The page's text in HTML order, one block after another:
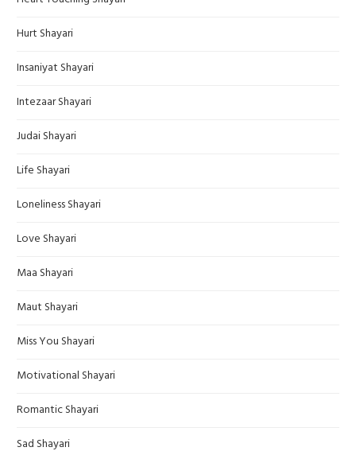
Hurt Shayari
Insaniyat Shayari
Intezaar Shayari
Judai Shayari
Life Shayari
Loneliness Shayari
Love Shayari
Maa Shayari
Maut Shayari
Miss You Shayari
Motivational Shayari
Romantic Shayari
Sad Shayari